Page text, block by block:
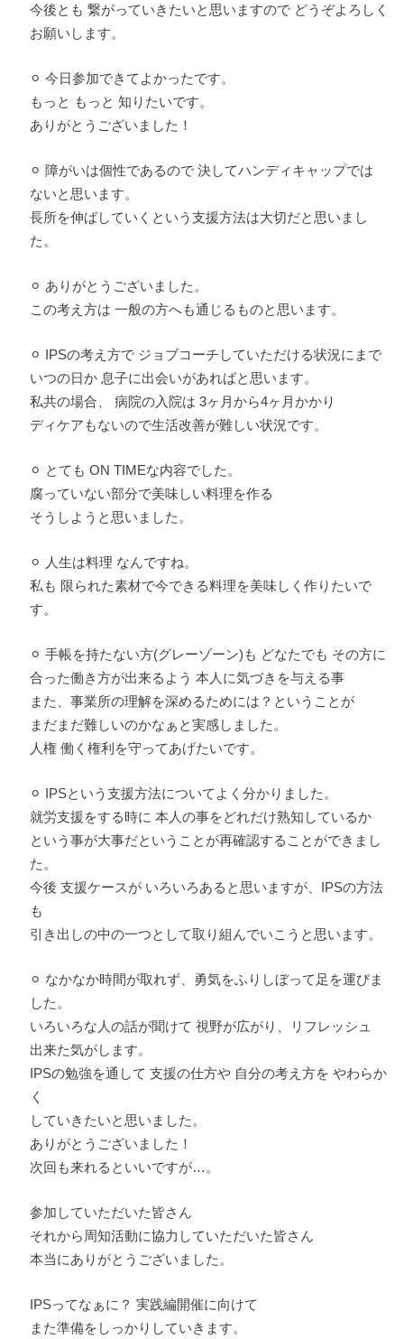
今後とも 繋がっていきたいと思いますので どうぞよろしく
お願いします。
⚪︎ 今日参加できてよかったです。
もっと もっと 知りたいです。
ありがとうございました！
⚪︎ 障がいは個性であるので 決してハンディキャップでは
ないと思います。
長所を伸ばしていくという支援方法は大切だと思いまし
た。
⚪︎ ありがとうございました。
この考え方は 一般の方へも通じるものと思います。
⚪︎ IPSの考え方で ジョブコーチしていただける状況にまで
いつの日か 息子に出会いがあればと思います。
私共の場合、 病院の入院は 3ヶ月から4ヶ月かかり
ディケアもないので生活改善が難しい状況です。
⚪︎ とても ON TIMEな内容でした。
腐っていない部分で美味しい料理を作る
そうしようと思いました。
⚪︎ 人生は料理 なんですね。
私も 限られた素材で今できる料理を美味しく作りたいで
す。
⚪︎ 手帳を持たない方(グレーゾーン)も どなたでも その方に
合った働き方が出来るよう 本人に気づきを与える事
また、事業所の理解を深めるためには？ということが
まだまだ難しいのかなぁと実感しました。
人権 働く権利を守ってあげたいです。
⚪︎ IPSという支援方法についてよく分かりました。
就労支援をする時に 本人の事をどれだけ熟知しているか
という事が大事だということが再確認することができまし
た。
今後 支援ケースが いろいろあると思いますが、IPSの方法
も
引き出しの中の一つとして取り組んでいこうと思います。
⚪︎ なかなか時間が取れず、勇気をふりしぼって足を運びま
した。
いろいろな人の話が聞けて 視野が広がり、リフレッシュ
出来た気がします。
IPSの勉強を通して 支援の仕方や 自分の考え方を やわらか
く
していきたいと思いました。
ありがとうございました！
次回も来れるといいですが…。
参加していただいた皆さん
それから周知活動に協力していただいた皆さん
本当にありがとうございました。
IPSってなぁに？ 実践編開催に向けて
また準備をしっかりしていきます。